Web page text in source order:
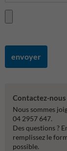
envoyer
Contactez-nous
Nous sommes
04 2957 647.
Des questions ?
remplissez le
possible.